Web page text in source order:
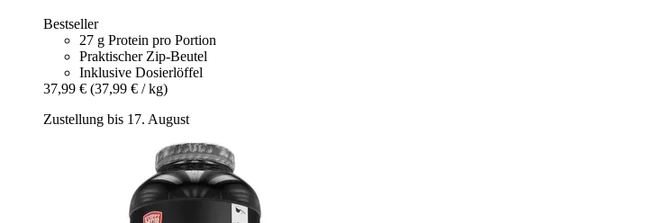
Bestseller
27 g Protein pro Portion
Praktischer Zip-Beutel
Inklusive Dosierlöffel
37,99 € (37,99 € / kg)
Zustellung bis 17. August